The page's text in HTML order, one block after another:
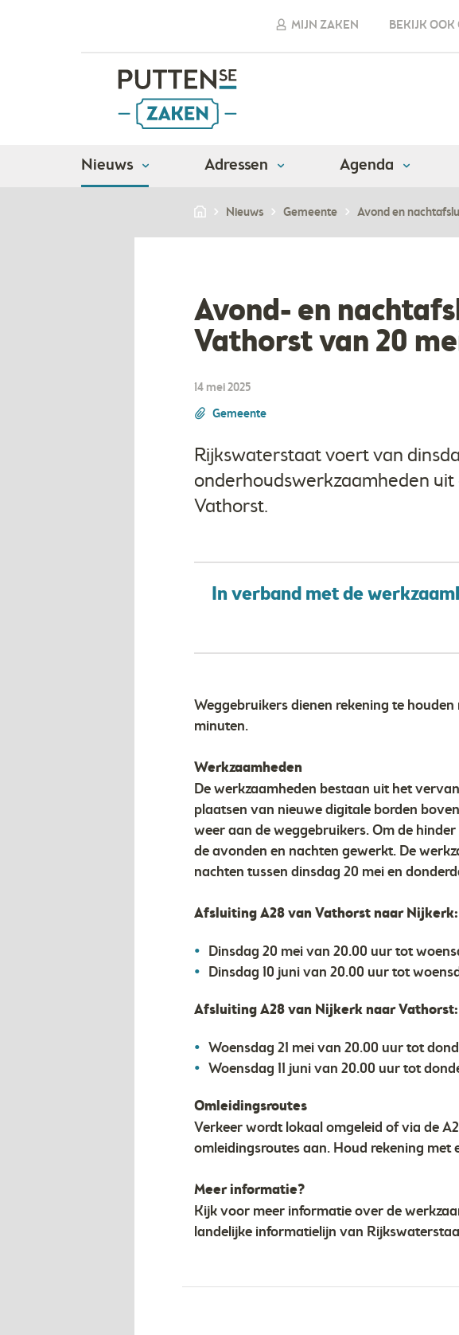
MIJN ZAKEN BEKIJK OOK
Nieuws Adressen Agenda
Nieuws Gemeente Avond en
Avond- en
Vathorst van 20
14 mei 2025
Gemeente
Rijkswaterstaat voert van
onderhoudswerkzaamheden
Vathorst.
In verband met de
Weggebruikers dienen rekening te
minuten.
Werkzaamheden
De werkzaamheden bestaan uit het
plaatsen van nieuwe digitale borden
weer aan de weggebruikers. Om de
de avonden en nachten gewerkt. De
nachten tussen dinsdag 20 mei en
Afsluiting A28 van Vathorst naar Nijkerk:
Dinsdag 20 mei van 20.00 uur tot
Dinsdag 10 juni van 20.00 uur tot
Afsluiting A28 van Nijkerk naar Vathorst:
Woensdag 21 mei van 20.00 uur tot
Woensdag 11 juni van 20.00 uur tot
Omleidingsroutes
Verkeer wordt lokaal omgeleid of via de
omleidingsroutes aan. Houd rekening met
Meer informatie?
Kijk voor meer informatie over de
landelijke informatielijn van